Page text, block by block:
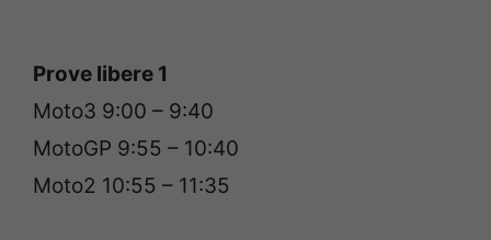
Prove libere 1
Moto3 9:00 – 9:40
MotoGP 9:55 – 10:40
Moto2 10:55 – 11:35